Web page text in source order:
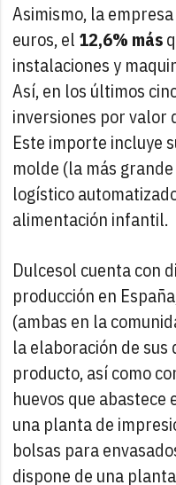
Asimismo, la empresa
euros, el 12,6% más
instalaciones y
Así, en los últimos
inversiones por valor
Este importe incluye
molde (la más
logístico
alimentación infantil.
Dulcesol cuenta con
producción en
(ambas en la
la elaboración de
producto, así como
huevos que abastece
una planta de
bolsas para
dispone de una